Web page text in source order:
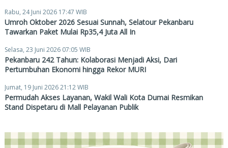
Rabu, 24 Juni 2026 17:47 WIB
Umroh Oktober 2026 Sesuai Sunnah, Selatour Pekanbaru
Tawarkan Paket Mulai Rp35,4 Juta All In
Selasa, 23 Juni 2026 07:05 WIB
Pekanbaru 242 Tahun: Kolaborasi Menjadi Aksi, Dari
Pertumbuhan Ekonomi hingga Rekor MURI
Jumat, 19 Juni 2026 21:12 WIB
Permudah Akses Layanan, Wakil Wali Kota Dumai Resmikan
Stand Dispetaru di Mall Pelayanan Publik